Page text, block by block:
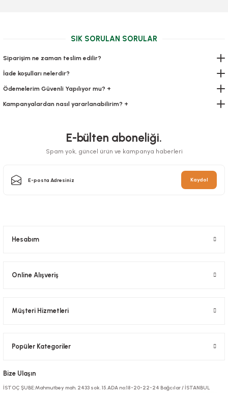
Yemek Seti 6 Lı Lüks Çtl,Bçk,Pçte,Kol.Mendil,Kürd 100 pkt
Stok Kodu 0552.2
Sepete Ekle
436,80 TL
SIK SORULAN SORULAR
Siparişim ne zaman teslim edilir?
İade koşulları nelerdir?
Ödemelerim Güvenli Yapılıyor mu? +
Kampanyalardan nasıl yararlanabilirim? +
E-bülten aboneliği.
Spam yok, güncel ürün ve kampanya haberleri
Kaydol
Hesabım
Online Alışveriş
Müşteri Hizmetleri
Popüler Kategoriler
Bize Ulaşın
İSTOÇ ŞUBE:Mahmutbey mah. 2433 sok. 15.ADA no:18-20-22-24 Bağcılar / İSTANBUL